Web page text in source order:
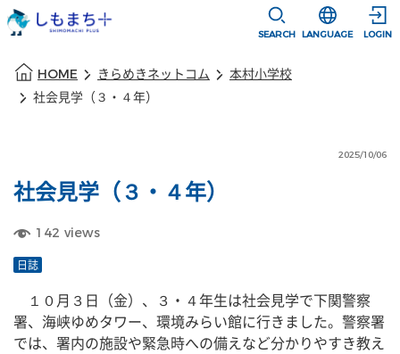
SEARCH
選択すると言
LANGUAGE LOGIN
HOME きらめきネットコム
本村小学校
社会見学（３・４年）
2025/10/06
社会見学（３・４年）
142 views
日誌
１０月３日（金）、３・４年生は社会見学で下関警察
署、海峡ゆめタワー、環境みらい館に行きました。警察署
では、署内の施設や緊急時への備えなど分かりやすき教え